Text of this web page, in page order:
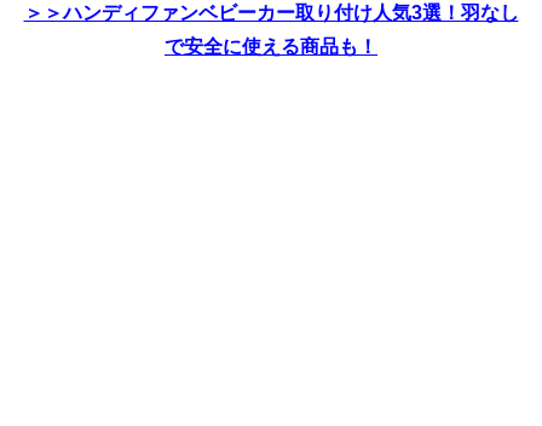
＞＞ハンディファンベビーカー取り付け人気3選！羽なし
で安全に使える商品も！